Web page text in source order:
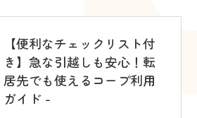
【便利なチェックリスト付
き】急な引越しも安心！転
居先でも使えるコープ利用
ガイド -